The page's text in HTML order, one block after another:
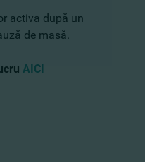
activa după un
de masă.
AICI